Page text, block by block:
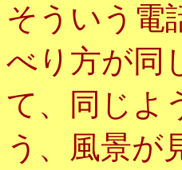
そういう電
べり方が同
て、同じよ
う、風景が